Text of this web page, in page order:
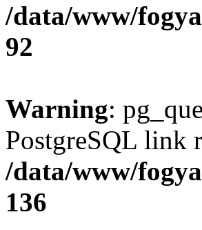
/data/www/
92
Warning:
PostgreSQL link
/data/www/
136